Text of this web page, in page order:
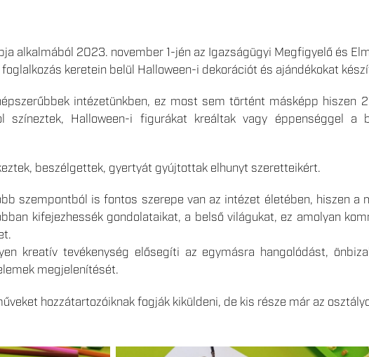
alkalmából 2023. november 1-jén az Igazságügyi Megfigyelő és
keretein belül Halloween-i dekorációt és ajándékokat
intézetünkben, ez most sem történt másképp hiszen
színeztek, Halloween-i figurákat kreáltak vagy éppenséggel a
beszélgettek, gyertyát gyújtottak elhunyt szeretteikért.
szempontból is fontos szerepe van az intézet életében, hiszen
kifejezhessék gondolataikat, a belső világukat, ez amolyan
kreatív tevékenység elősegíti az egymásra hangolódást,
megjelenítését.
hozzátartozóiknak fogják kiküldeni, de kis része már az